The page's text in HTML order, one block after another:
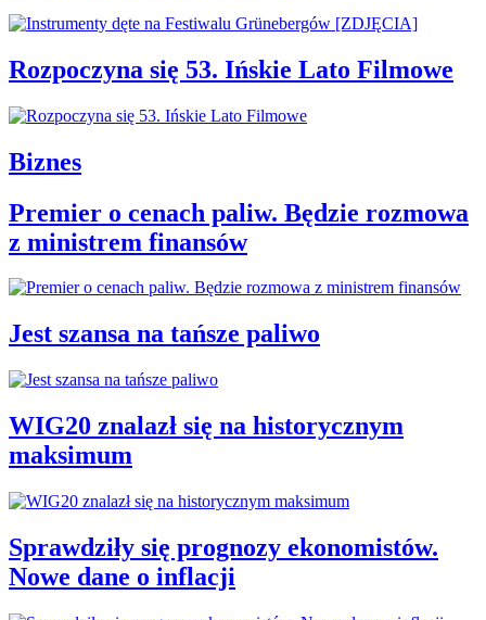
Rozpoczyna się 53. Ińskie Lato Filmowe
Biznes
Premier o cenach paliw. Będzie rozmowa
z ministrem finansów
Jest szansa na tańsze paliwo
WIG20 znalazł się na historycznym
maksimum
Sprawdziły się prognozy ekonomistów.
Nowe dane o inflacji